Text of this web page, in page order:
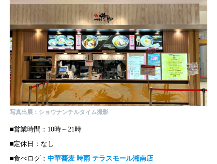
写真出展：ショウナンチルタイム撮影
■営業時間：10時～21時
■定休日：なし
■食べログ： 中華蕎麦 時雨 テラスモール湘南店